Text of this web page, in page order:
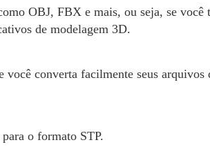
OBJ, FBX ​​e mais, ou seja, se
de modelagem 3D.
converta facilmente seus arquivos
o formato STP.